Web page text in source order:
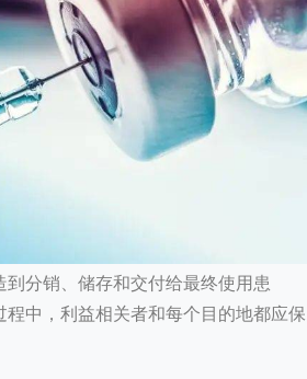
分销、储存和交付给最终使用患
中，利益相关者和每个目的地都应保